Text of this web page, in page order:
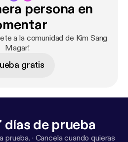
persona en
a la comunidad de Kim Sang
Magar!
gratis
días de prueba
prueba. · Cancela cuando quieras